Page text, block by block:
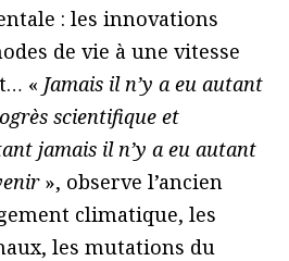
: les innovations
de vie à une vitesse
« Jamais il n’y a eu autant
scientifique et
jamais il n’y a eu autant
», observe l’ancien
climatique, les
les mutations du